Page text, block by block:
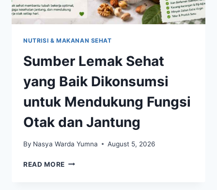
NUTRISI & MAKANAN SEHAT
Sumber Lemak Sehat
yang Baik Dikonsumsi
untuk Mendukung Fungsi
Otak dan Jantung
By Nasya Warda Yumna August 5, 2026
READ MORE SUMBER